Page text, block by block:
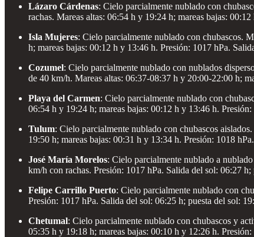
Lázaro Cárdenas: Cielo parcialmente nublado con
rachas. Mareas altas: 06:54 h y 19:24 h; mareas bajas:
Isla Mujeres: Cielo parcialmente nublado con chubascos.
h; mareas bajas: 00:12 h y 13:46 h. Presión: 1017 hPa.
Cozumel: Cielo parcialmente nublado con nublados
de 40 km/h. Mareas altas: 06:37-08:37 h y 20:00-22:00 h;
Playa del Carmen: Cielo parcialmente nublado con
06:54 h y 19:24 h; mareas bajas: 00:12 h y 13:46 h.
Tulum: Cielo parcialmente nublado con chubascos
19:50 h; mareas bajas: 00:31 h y 13:34 h. Presión: 1018
José María Morelos: Cielo parcialmente nublado a
km/h con rachas. Presión: 1017 hPa. Salida del sol: 06:27 h;
Felipe Carrillo Puerto: Cielo parcialmente nublado con
Presión: 1017 hPa. Salida del sol: 06:25 h; puesta del sol:
Chetumal: Cielo parcialmente nublado con chubascos y
05:35 h y 19:18 h; mareas bajas: 00:10 h y 12:26 h.